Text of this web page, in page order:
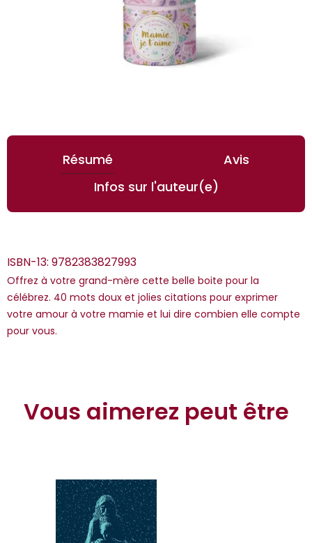
Résumé
Avis
Infos sur l'auteur(e)
ISBN-13: 9782383827993
Offrez à votre grand-mère cette belle boite pour la
célébrez. 40 mots doux et jolies citations pour exprimer
votre amour à votre mamie et lui dire combien elle compte
pour vous.
Vous aimerez peut être